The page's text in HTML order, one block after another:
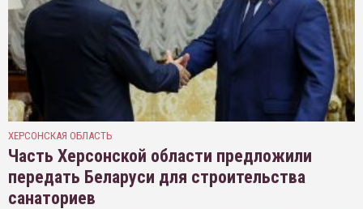
ХЕРСОНСКАЯ ОБЛАСТЬ
Часть Херсонской области предложили
передать Беларуси для строительства
санаториев